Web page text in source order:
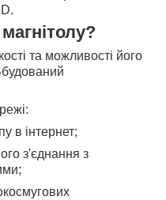
та можливості його
в інтернет;
з'єднання з